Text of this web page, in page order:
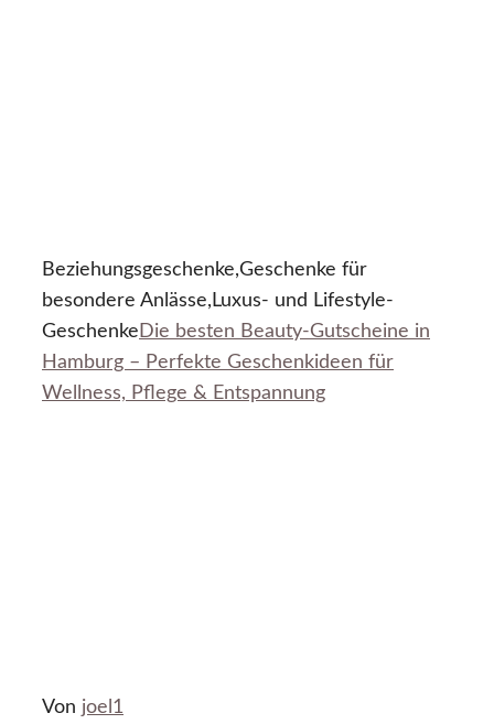
Beziehungsgeschenke,Geschenke für
besondere Anlässe,Luxus- und Lifestyle-
Geschenke Die besten Beauty-Gutscheine in
Hamburg – Perfekte Geschenkideen für
Wellness, Pflege & Entspannung
Von joel1